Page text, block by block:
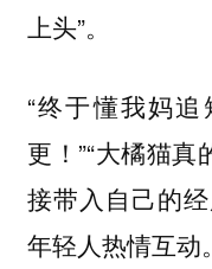
上头”。
“终于懂我妈
更！”“大橘猫
接带入自己的
年轻人热情互动。